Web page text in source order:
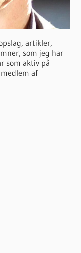
artikler,
som jeg har
som aktiv på
af